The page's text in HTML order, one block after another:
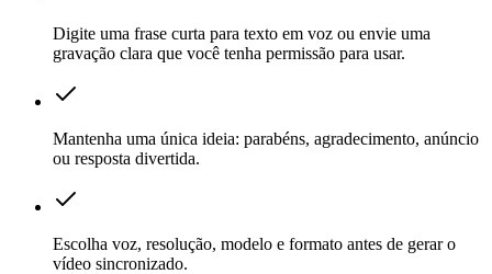
Digite uma frase curta para texto em voz ou envie uma
gravação clara que você tenha permissão para usar.
Mantenha uma única ideia: parabéns, agradecimento, anúncio
ou resposta divertida.
Escolha voz, resolução, modelo e formato antes de gerar o
vídeo sincronizado.